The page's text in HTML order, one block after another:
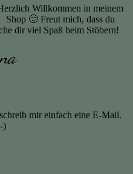
Willkommen in meinem
Shop 🙂 Freut mich, dass du
dir viel Spaß beim Stöbern!
mir einfach eine E-Mail.
)